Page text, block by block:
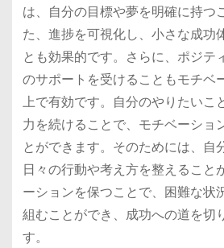
は、自分の目標や夢を明確に持つ
た、進捗を可視化し、小さな成功
とも効果的です。さらに、ポジテ
のサポートを受けることもモチベ
上で有効です。自分のやりたいこ
力を続けることで、モチベーショ
とができます。そのためには、自
日々の行動や考え方を整えること
ーションを保つことで、困難な状
組むことができ、成功への道を切
す。